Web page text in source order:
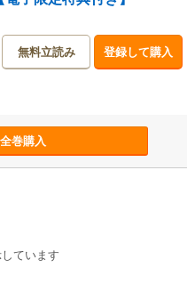
無料立読み 登録して購入
巻購入
ています